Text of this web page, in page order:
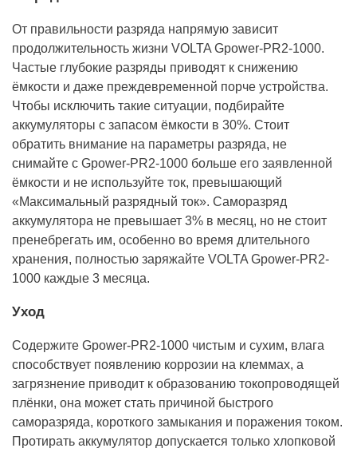
От правильности разряда напрямую зависит
продолжительность жизни VOLTA Gpower-PR2-1000.
Частые глубокие разряды приводят к снижению
ёмкости и даже преждевременной порче устройства.
Чтобы исключить такие ситуации, подбирайте
аккумуляторы с запасом ёмкости в 30%. Стоит
обратить внимание на параметры разряда, не
снимайте с Gpower-PR2-1000 больше его заявленной
ёмкости и не используйте ток, превышающий
«Максимальный разрядный ток». Саморазряд
аккумулятора не превышает 3% в месяц, но не стоит
пренебрегать им, особенно во время длительного
хранения, полностью заряжайте VOLTA Gpower-PR2-
1000 каждые 3 месяца.
Уход
Содержите Gpower-PR2-1000 чистым и сухим, влага
способствует появлению коррозии на клеммах, а
загрязнение приводит к образованию токопроводящей
плёнки, она может стать причиной быстрого
саморазряда, короткого замыкания и поражения током.
Протирать аккумулятор допускается только хлопковой